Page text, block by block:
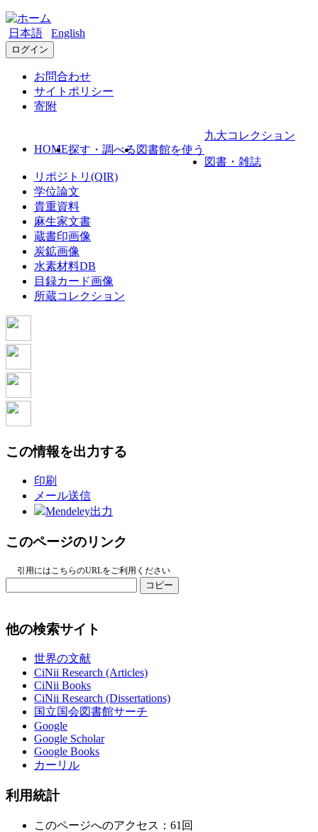
日本語 English
ログイン
お問合わせ
サイトポリシー
寄附
HOME探す・調べる 図書館を使う
九大コレクション
図書・雑誌
リポジトリ(QIR)
学位論文
貴重資料
麻生家文書
蔵書印画像
炭鉱画像
水素材料DB
目録カード画像
所蔵コレクション
この情報を出力する
印刷
メール送信
Mendeley出力
このページのリンク
引用にはこちらのURLをご利用ください
コピー
他の検索サイト
世界の文献
CiNii Research (Articles)
CiNii Books
CiNii Research (Dissertations)
国立国会図書館サーチ
Google
Google Scholar
Google Books
カーリル
利用統計
このページへのアクセス：61回